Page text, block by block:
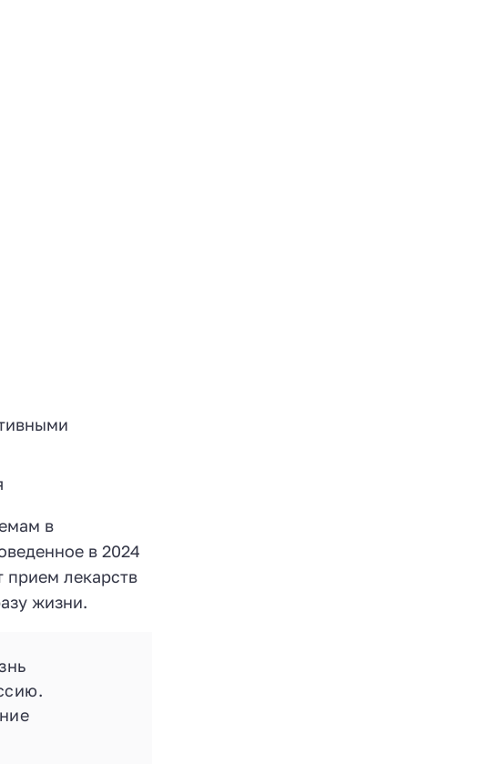
в
в 2024
прием лекарств
жизни.